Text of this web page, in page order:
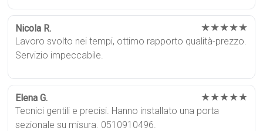
Nicola R. ★★★★★
Lavoro svolto nei tempi, ottimo rapporto qualità-prezzo.
Servizio impeccabile.
Elena G. ★★★★★
Tecnici gentili e precisi. Hanno installato una porta
sezionale su misura. 0510910496.